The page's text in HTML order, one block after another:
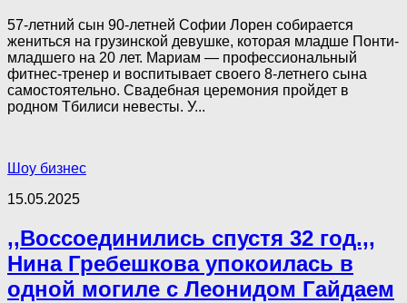
57-летний сын 90-летней Софии Лорен собирается
жениться на грузинской девушке, которая младше Понти-
младшего на 20 лет. Мариам — профессиональный
фитнес-тренер и воспитывает своего 8-летнего сына
самостоятельно. Свадебная церемония пройдет в
родном Тбилиси невесты. У...
Шоу бизнес
15.05.2025
,,Воссоединились спустя 32 год.,,
Нина Гребешкова упокоилась в
одной мoгилe с Леонидом Гайдаем